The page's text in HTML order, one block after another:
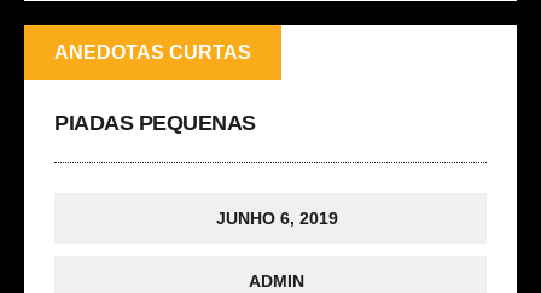
ANEDOTAS CURTAS
PIADAS PEQUENAS
JUNHO 6, 2019
ADMIN